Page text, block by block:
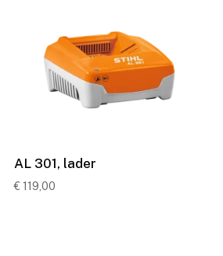
AL 301, lader
€ 119,00